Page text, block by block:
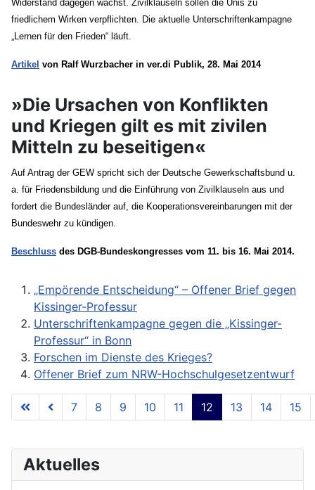
Widerstand dagegen wächst. Zivilklauseln sollen die Unis zu
friedlichem Wirken verpflichten. Die aktuelle Unterschriftenkampagne
„Lernen für den Frieden“ läuft.
Artikel von Ralf Wurzbacher in ver.di Publik, 28. Mai 2014
»Die Ursachen von Konflikten
und Kriegen gilt es mit zivilen
Mitteln zu beseitigen«
Auf Antrag der GEW spricht sich der Deutsche Gewerkschaftsbund u.
a. für Friedensbildung und die Einführung von Zivilklauseln aus und
fordert die Bundesländer auf, die Kooperationsvereinbarungen mit der
Bundeswehr zu kündigen.
Beschluss des DGB-Bundeskongresses vom 11. bis 16. Mai 2014.
„Empörende Entscheidung“ – Offener Brief gegen
Kissinger-Professur
Unterschriftenkampagne gegen die „Kissinger-
Professur“ in Bonn
Forschen im Dienste des Krieges?
Offener Brief zum NRW-Hochschulgesetzentwurf
Seite 12 von 18
7 8 9 10 11 12 13 14 15
Aktuelles